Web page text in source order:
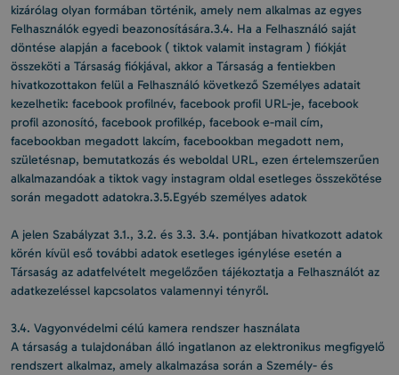
kizárólag olyan formában történik, amely nem alkalmas az egyes
Felhasználók egyedi beazonosítására.3.4. Ha a Felhasználó saját
döntése alapján a facebook ( tiktok valamit instagram ) fiókját
összeköti a Társaság fiókjával, akkor a Társaság a fentiekben
hivatkozottakon felül a Felhasználó következő Személyes adatait
kezelhetik: facebook profilnév, facebook profil URL-je, facebook
profil azonosító, facebook profilkép, facebook e-mail cím,
facebookban megadott lakcím, facebookban megadott nem,
születésnap, bemutatkozás és weboldal URL, ezen értelemszerűen
alkalmazandóak a tiktok vagy instagram oldal esetleges összekötése
során megadott adatokra.3.5.Egyéb személyes adatok
A jelen Szabályzat 3.1., 3.2. és 3.3. 3.4. pontjában hivatkozott adatok
körén kívül eső további adatok esetleges igénylése esetén a
Társaság az adatfelvételt megelőzően tájékoztatja a Felhasználót az
adatkezeléssel kapcsolatos valamennyi tényről.
3.4. Vagyonvédelmi célú kamera rendszer használata
A társaság a tulajdonában álló ingatlanon az elektronikus megfigyelő
rendszert alkalmaz, amely alkalmazása során a Személy- és